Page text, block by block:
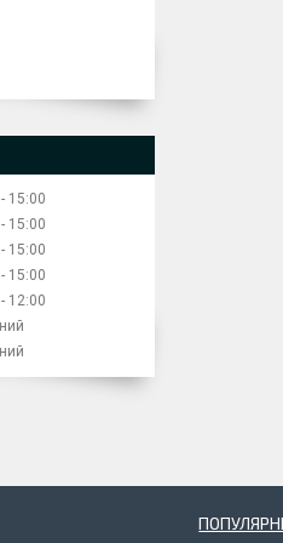
15:00
15:00
15:00
15:00
12:00